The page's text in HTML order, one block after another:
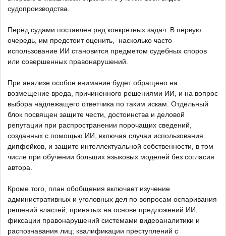
судопроизводства.
Перед судами поставлен ряд конкретных задач. В первую
очередь, им предстоит оценить, насколько часто
использование ИИ становится предметом судебных споров
или совершенных правонарушений.
При анализе особое внимание будет обращено на
возмещение вреда, причиненного решениями ИИ, и на вопрос
выбора надлежащего ответчика по таким искам. Отдельный
блок посвящен защите чести, достоинства и деловой
репутации при распространении порочащих сведений,
созданных с помощью ИИ, включая случаи использования
дипфейков, и защите интеллектуальной собственности, в том
числе при обучении больших языковых моделей без согласия
автора.
Кроме того, план обобщения включает изучение
административных и уголовных дел по вопросам оспаривания
решений властей, принятых на основе предложений ИИ;
фиксации правонарушений системами видеоаналитики и
распознавания лиц; квалификации преступлений с